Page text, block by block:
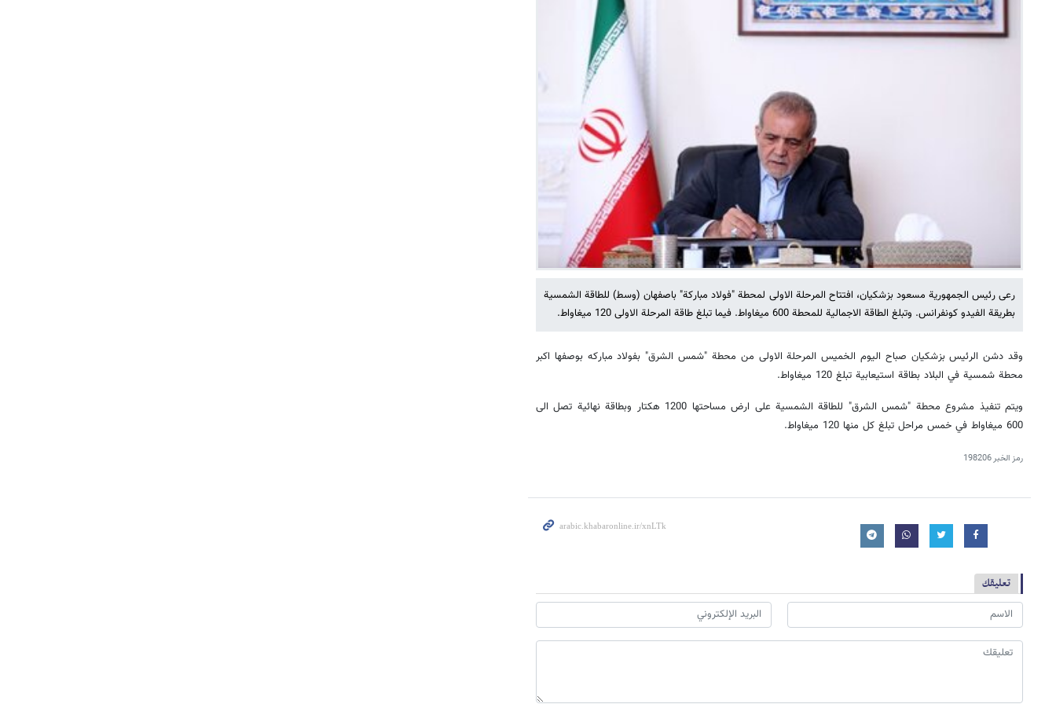
رعى رئيس الجمهورية مسعود بزشكيان، افتتاح المرحلة الاولى لمحطة "فولاد مباركة" باصفهان (وسط) للطاقة الشمسية
بطريقة الفيدو كونفرانس. وتبلغ الطاقة الاجمالية للمحطة 600 ميغاواط. فيما تبلغ طاقة المرحلة الاولى 120 ميغاواط.
وقد دشن الرئيس بزشكيان صباح اليوم الخميس المرحلة الاولى من محطة "شمس الشرق" بفولاد مباركه بوصفها اكبر
محطة شمسية في البلاد بطاقة استيعابية تبلغ 120 ميغاواط.
ويتم تنفيذ مشروع محطة "شمس الشرق" للطاقة الشمسية على ارض مساحتها 1200 هكتار وبطاقة نهائية تصل الى
600 ميغاواط في خمس مراحل تبلغ كل منها 120 ميغاواط.
رمز الخبر198206
تعليقك